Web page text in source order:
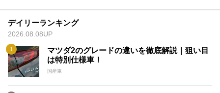
デイリーランキング
2026.08.08UP
マツダ2のグレードの違いを徹底解説｜狙い目
は特別仕様車！
国産車